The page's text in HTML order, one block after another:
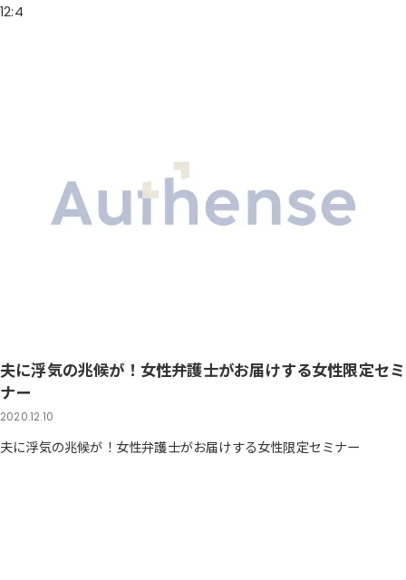
12:4
夫に浮気の兆候が！女性弁護士がお届けする女性限定セミ
ナー
2020.12.10
夫に浮気の兆候が！女性弁護士がお届けする女性限定セミナー